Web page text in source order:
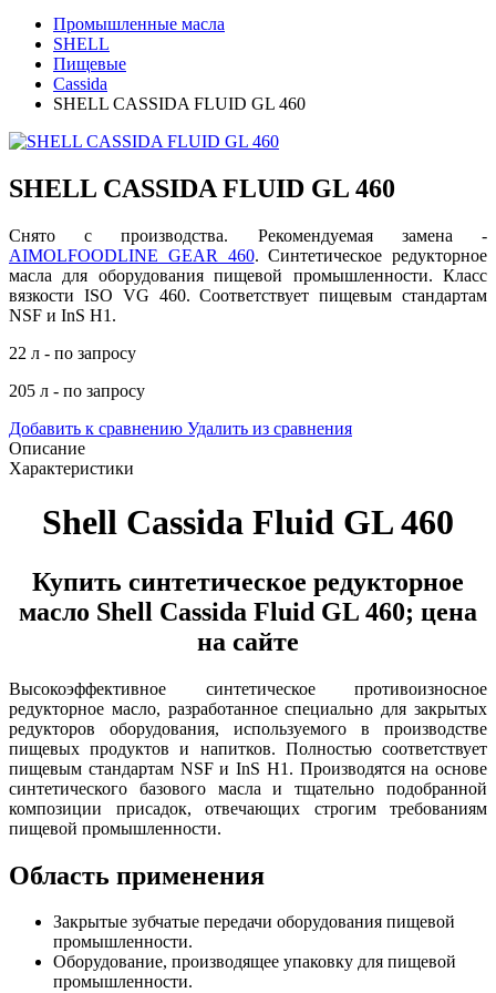
Промышленные масла
SHELL
Пищевые
Cassida
SHELL CASSIDA FLUID GL 460
SHELL CASSIDA FLUID GL 460
Снято с производства. Рекомендуемая замена -
AIMOLFOODLINE GEAR 460. Синтетическое редукторное
масла для оборудования пищевой промышленности. Класс
вязкости ISO VG 460. Соответствует пищевым стандартам
NSF и InS H1.
22 л - по запросу
205 л - по запросу
Добавить к сравнению Удалить из сравнения
Описание
Характеристики
Shell Cassida Fluid GL 460
Купить синтетическое редукторное
масло Shell Cassida Fluid GL 460; цена
на сайте
Высокоэффективное синтетическое противоизносное
редукторное масло, разработанное специально для закрытых
редукторов оборудования, используемого в производстве
пищевых продуктов и напитков. Полностью соответствует
пищевым стандартам NSF и InS H1. Производятся на основе
синтетического базового масла и тщательно подобранной
композиции присадок, отвечающих строгим требованиям
пищевой промышленности.
Область применения
Закрытые зубчатые передачи оборудования пищевой
промышленности.
Оборудование, производящее упаковку для пищевой
промышленности.